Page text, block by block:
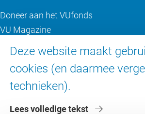
Deze website maakt
cookies (en daarmee
technieken).
Lees volledige tekst
Doneer aan het VUfonds
VU Magazine
Over de VU